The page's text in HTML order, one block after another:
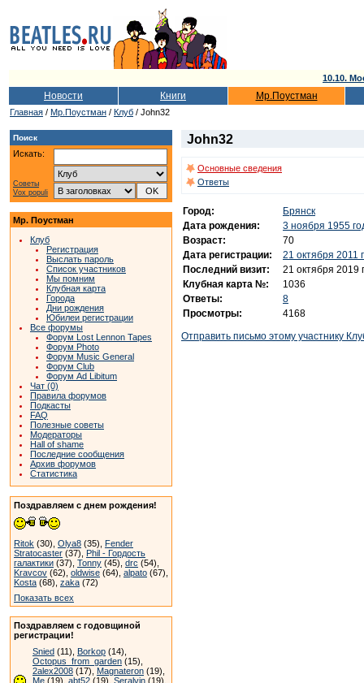
10.10.
Новости Книги Мр.Поустман
Главная / Мр.Поустман / Клуб / John32
Поиск
Искать:
Советы
Vox populi
Мр. Поустман
Клуб
Регистрация
Выслать пароль
Список участников
Мы помним
Клубная карта
Города
Дни рождения
Юбилеи регистрации
Все форумы
Форум Lost Lennon Tapes
Форум Photo
Форум Music General
Форум Club
Форум Ad Libitum
Чат (0)
Правила форумов
Подкасты
FAQ
Полезные советы
Модераторы
Hall of shame
Последние сообщения
Архив форумов
Статистика
Поздравляем с днем рождения!
Ritok (30), Olya8 (35), Fender
Stratocaster (37), Phil - Гордость
галактики (37), Tonny (45), drc (54),
Kravcov (62), oldwise (64), alpato (67),
Kosta (68), zaka (72)
Показать всех
Поздравляем с годовщиной
регистрации!
Snied (11), Borkop (14),
Octopus_from_garden (15),
2alex2008 (17), Magnateron (19),
Me (19), abt52 (19), Seralvin (19),
John32
Основные сведения
Ответы
Город:
Брянск
Дата рождения:
3 ноября 1955
Возраст:
70
Дата регистрации:
21 октября 2011
Последний визит:
21 октября 2019
Клубная карта №:
1036
Ответы:
8
Просмотры:
4168
Отправить письмо этому участнику